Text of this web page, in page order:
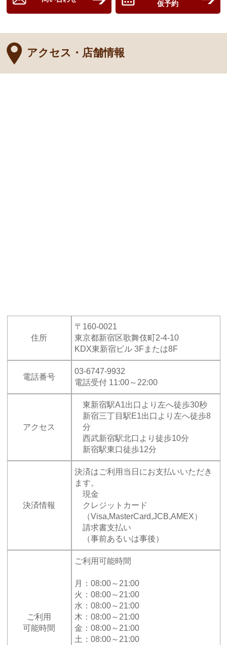
仮予約
アクセス・店舗情報
住所
〒160-0021
東京都新宿区歌舞伎町2-4-10
KDX東新宿ビル 3Fまたは8F
電話番号
03-6747-9932
電話受付 11:00～22:00
アクセス
東新宿駅A1出口より左へ徒歩30秒
新宿三丁目駅E1出口より左へ徒歩8
分
西武新宿駅北口より徒歩10分
新宿駅東口徒歩12分
決済情報
決済はご利用当日にお支払いいただき
ます。
現金
クレジットカード
（Visa,MasterCard,JCB,AMEX）
請求書支払い
（事前あるいは事後）
ご利用
可能時間
ご利用可能時間
月：08:00～21:00
火：08:00～21:00
水：08:00～21:00
木：08:00～21:00
金：08:00～21:00
土：08:00～21:00